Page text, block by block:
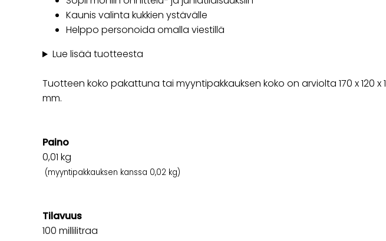
Kaunis valinta kukkien ystävälle
Helppo personoida omalla viestillä
Lue lisää tuotteesta
Tuotteen koko pakattuna tai myyntipakkauksen koko on arviolta 170 x 120 x 1
mm.
Paino
0,01 kg
(myyntipakkauksen kanssa 0,02 kg)
Tilavuus
100 millilitraa